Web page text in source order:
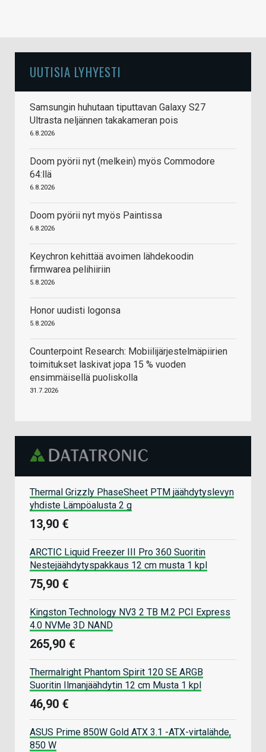
UUTISIA LYHYESTI
Samsungin huhutaan tiputtavan Galaxy S27
Ultrasta neljännen takakameran pois
6.8.2026
Doom pyörii nyt (melkein) myös Commodore
64:llä
6.8.2026
Doom pyörii nyt myös Paintissa
6.8.2026
Keychron kehittää avoimen lähdekoodin
firmwarea pelihiiriin
5.8.2026
Honor uudisti logonsa
5.8.2026
Counterpoint Research: Mobiilijärjestelmäpiirien
toimitukset laskivat jopa 15 % vuoden
ensimmäisellä puoliskolla
31.7.2026
Thermal Grizzly PhaseSheet PTM jäähdytyslevyn
yhdiste Lämpöalusta 2 g
13,90 €
ARCTIC Liquid Freezer III Pro 360 Suoritin
Nestejäähdytyspakkaus 12 cm musta 1 kpl
75,90 €
Kingston Technology NV3 2 TB M.2 PCI Express
4.0 NVMe 3D NAND
265,90 €
Thermalright Phantom Spirit 120 SE ARGB
Suoritin Ilmanjäähdytin 12 cm Musta 1 kpl
46,90 €
ASUS Prime 850W Gold ATX 3.1 -ATX-virtalähde,
850 W